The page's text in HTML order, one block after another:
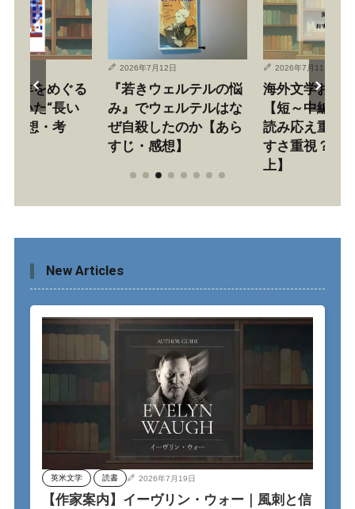
『羊をめぐる
描いた“長い
感想・考
2026年7月12日
『若きウェルテルの悩
み』でウェルテルはな
ぜ自殺したのか【あら
すじ・感想】
2026年7月11日
海外文学おす
【短～中編or
読み応え重視
すさ重視？ 総
上】
New Articles
英米文学 読書 2026年7月19日
【作家案内】イーヴリン・ウォー｜風刺と信